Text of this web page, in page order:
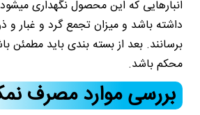
انبارهایی که این محصول نگهداری
داشته باشد و میزان تجمع گرد و غبار و
برسانند. بعد از بسته بندی باید مطمئن
محکم باشد.
بررسی موارد مصرف